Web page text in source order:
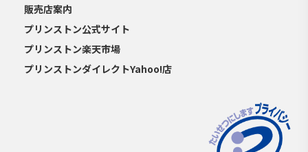
販売店案内
プリンストン公式サイト
プリンストン楽天市場
プリンストンダイレクトYahoo!店